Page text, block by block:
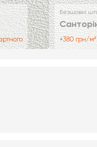
Безшовні
+380 грн/м²